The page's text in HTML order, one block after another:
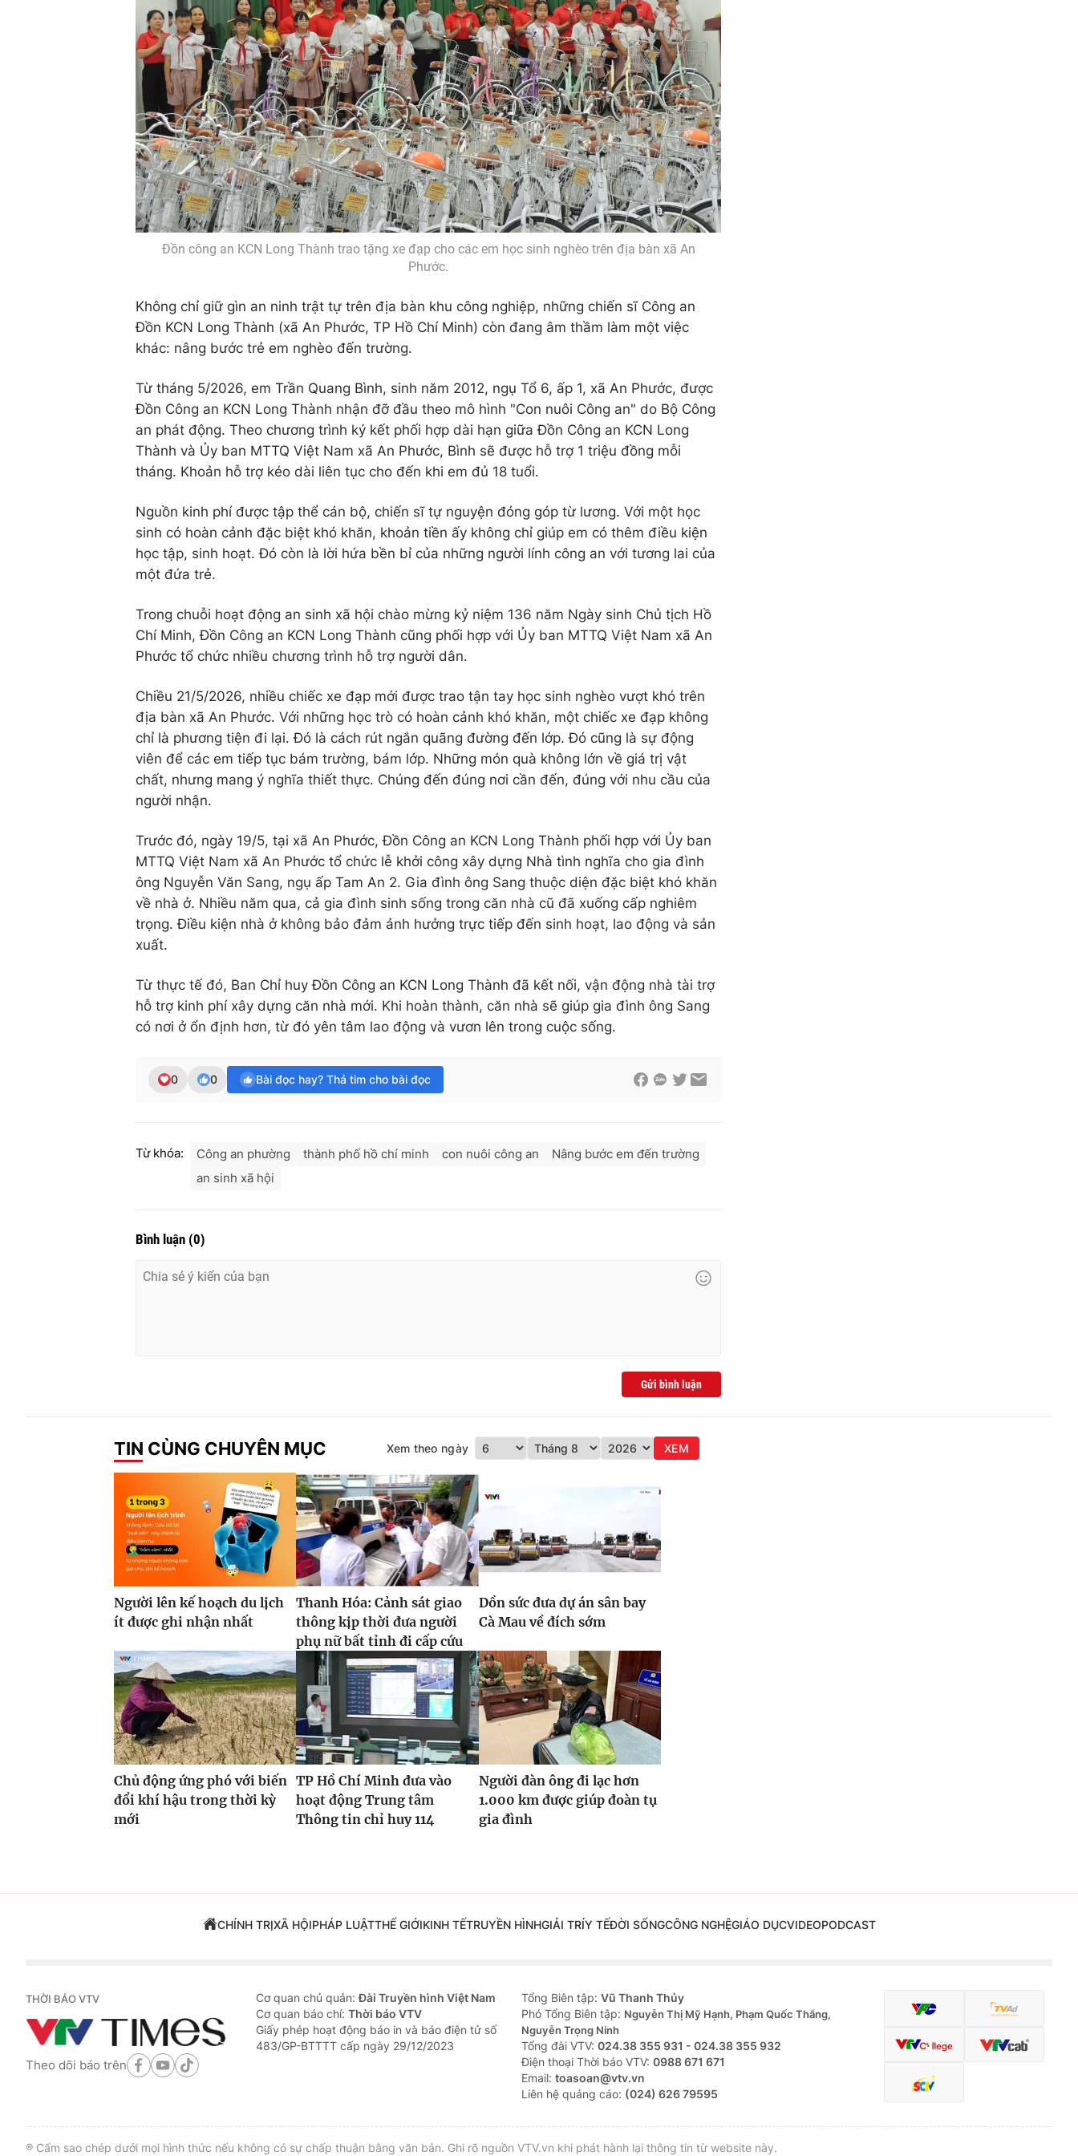
Đồn công an KCN Long Thành trao tặng xe đạp cho các em học sinh nghèo trên địa bàn xã An
Phước.
Không chỉ giữ gìn an ninh trật tự trên địa bàn khu công nghiệp, những chiến sĩ Công an
Đồn KCN Long Thành (xã An Phước, TP Hồ Chí Minh) còn đang âm thầm làm một việc
khác: nâng bước trẻ em nghèo đến trường.
Từ tháng 5/2026, em Trần Quang Bình, sinh năm 2012, ngụ Tổ 6, ấp 1, xã An Phước, được
Đồn Công an KCN Long Thành nhận đỡ đầu theo mô hình "Con nuôi Công an" do Bộ Công
an phát động. Theo chương trình ký kết phối hợp dài hạn giữa Đồn Công an KCN Long
Thành và Ủy ban MTTQ Việt Nam xã An Phước, Bình sẽ được hỗ trợ 1 triệu đồng mỗi
tháng. Khoản hỗ trợ kéo dài liên tục cho đến khi em đủ 18 tuổi.
Nguồn kinh phí được tập thể cán bộ, chiến sĩ tự nguyện đóng góp từ lương. Với một học
sinh có hoàn cảnh đặc biệt khó khăn, khoản tiền ấy không chỉ giúp em có thêm điều kiện
học tập, sinh hoạt. Đó còn là lời hứa bền bỉ của những người lính công an với tương lai của
một đứa trẻ.
Trong chuỗi hoạt động an sinh xã hội chào mừng kỷ niệm 136 năm Ngày sinh Chủ tịch Hồ
Chí Minh, Đồn Công an KCN Long Thành cũng phối hợp với Ủy ban MTTQ Việt Nam xã An
Phước tổ chức nhiều chương trình hỗ trợ người dân.
Chiều 21/5/2026, nhiều chiếc xe đạp mới được trao tận tay học sinh nghèo vượt khó trên
địa bàn xã An Phước. Với những học trò có hoàn cảnh khó khăn, một chiếc xe đạp không
chỉ là phương tiện đi lại. Đó là cách rút ngắn quãng đường đến lớp. Đó cũng là sự động
viên để các em tiếp tục bám trường, bám lớp. Những món quà không lớn về giá trị vật
chất, nhưng mang ý nghĩa thiết thực. Chúng đến đúng nơi cần đến, đúng với nhu cầu của
người nhận.
Trước đó, ngày 19/5, tại xã An Phước, Đồn Công an KCN Long Thành phối hợp với Ủy ban
MTTQ Việt Nam xã An Phước tổ chức lễ khởi công xây dựng Nhà tình nghĩa cho gia đình
ông Nguyễn Văn Sang, ngụ ấp Tam An 2. Gia đình ông Sang thuộc diện đặc biệt khó khăn
về nhà ở. Nhiều năm qua, cả gia đình sinh sống trong căn nhà cũ đã xuống cấp nghiêm
trọng. Điều kiện nhà ở không bảo đảm ảnh hưởng trực tiếp đến sinh hoạt, lao động và sản
xuất.
Từ thực tế đó, Ban Chỉ huy Đồn Công an KCN Long Thành đã kết nối, vận động nhà tài trợ
hỗ trợ kinh phí xây dựng căn nhà mới. Khi hoàn thành, căn nhà sẽ giúp gia đình ông Sang
có nơi ở ổn định hơn, từ đó yên tâm lao động và vươn lên trong cuộc sống.
0 0 Bài đọc hay? Thả tim cho bài đọc
Từ khóa: Công an phường thành phố hồ chí minh con nuôi công an
Nâng bước em đến trường
an sinh xã hội
Bình luận (0)
Gửi bình luận
TIN CÙNG CHUYÊN MỤC Xem theo ngày XEM
Người lên kế hoạch du lịch
ít được ghi nhận nhất
Thanh Hóa: Cảnh sát giao
thông kịp thời đưa người
phụ nữ bất tỉnh đi cấp cứu
Dồn sức đưa dự án sân bay
Cà Mau về đích sớm
Chủ động ứng phó với biến
đổi khí hậu trong thời kỳ
mới
TP Hồ Chí Minh đưa vào
hoạt động Trung tâm
Thông tin chỉ huy 114
Người đàn ông đi lạc hơn
1.000 km được giúp đoàn tụ
gia đình
CHÍNH TRỊXÃ HỘIPHÁP LUẬTTHẾ GIỚIKINH TẾTRUYỀN HÌNHGIẢI TRÍY TẾĐỜI SỐNGCÔNG NGHỆGIÁO DỤCVIDEOPODCAST
THỜI BÁO VTV
Theo dõi báo trên
Cơ quan chủ quản:Đài Truyền hình Việt Nam
Cơ quan báo chí: Thời báo VTV
Giấy phép hoạt động báo in và báo điện tử số
483/GP-BTTTT cấp ngày 29/12/2023
Tổng Biên tập: Vũ Thanh Thủy
Phó Tổng Biên tập: Nguyễn Thị Mỹ Hạnh, Phạm Quốc Thắng,
Nguyễn Trọng Ninh
Tổng đài VTV: 024.38 355 931 - 024.38 355 932
Ðiện thoại Thời báo VTV: 0988 671 671
Email: toasoan@vtv.vn
Liên hệ quảng cáo: (024) 626 79595
® Cấm sao chép dưới mọi hình thức nếu không có sự chấp thuận bằng văn bản. Ghi rõ nguồn VTV.vn khi phát hành lại thông tin từ website này.